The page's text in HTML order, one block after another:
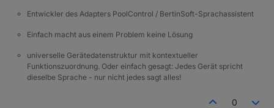
Entwickler des Adapters PoolControl / BertinSoft-Sprachassistent
Einfach macht aus einem Problem keine Lösung
universelle Gerätedatenstruktur mit kontextueller
Funktionszuordnung. Oder einfach gesagt: Jedes Gerät spricht
dieselbe Sprache - nur nicht jedes sagt alles!
0